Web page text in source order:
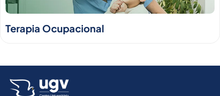
Terapia Ocupacional